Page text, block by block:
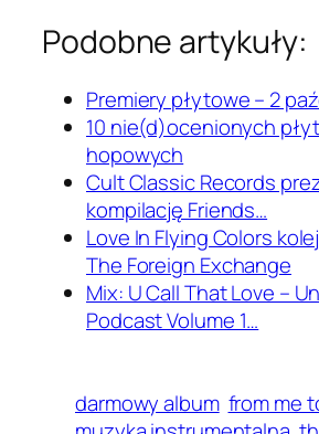
Podobne artykuły:
Premiery płytowe – 2
10 nie(d)ocenionych
hopowych
Cult Classic Records
kompilację Friends…
Love In Flying Colors
The Foreign Exchange
Mix: U Call That Love –
Podcast Volume 1…
darmowy album from me